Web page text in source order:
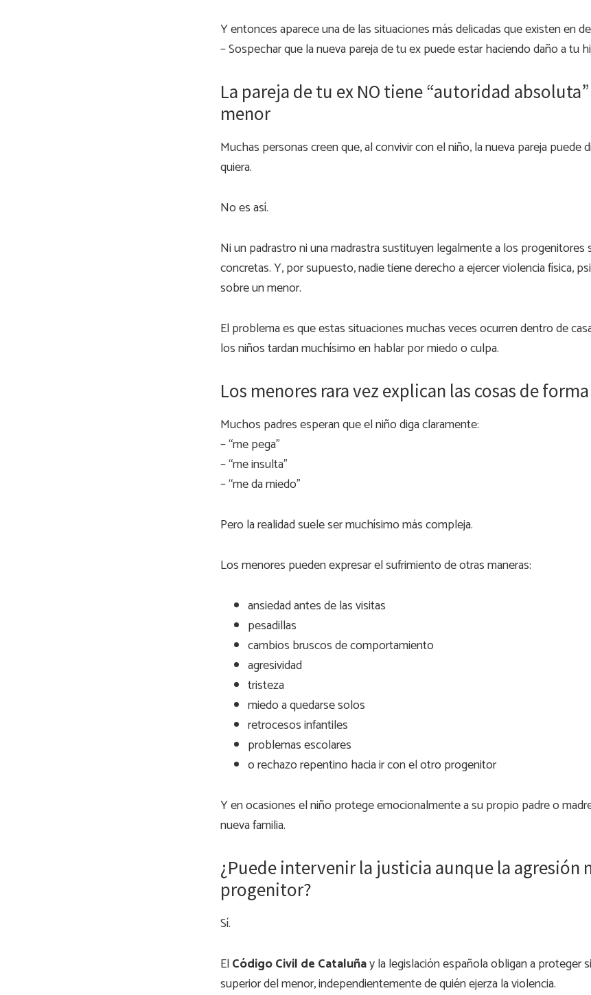
Y entonces aparece una de las situaciones más delicadas que existen en
– Sospechar que la nueva pareja de tu ex puede estar haciendo daño a tu
La pareja de tu ex NO tiene “autoridad
menor
Muchas personas creen que, al convivir con el niño, la nueva pareja puede
quiera.
No es así.
Ni un padrastro ni una madrastra sustituyen legalmente a los progenitores
concretas. Y, por supuesto, nadie tiene derecho a ejercer violencia física,
sobre un menor.
El problema es que estas situaciones muchas veces ocurren dentro de
los niños tardan muchísimo en hablar por miedo o culpa.
Los menores rara vez explican las cosas de
Muchos padres esperan que el niño diga claramente:
– “me pega”
– “me insulta”
– “me da miedo”
Pero la realidad suele ser muchísimo más compleja.
Los menores pueden expresar el sufrimiento de otras maneras:
ansiedad antes de las visitas
pesadillas
cambios bruscos de comportamiento
agresividad
tristeza
miedo a quedarse solos
retrocesos infantiles
problemas escolares
o rechazo repentino hacia ir con el otro progenitor
Y en ocasiones el niño protege emocionalmente a su propio padre o
nueva familia.
¿Puede intervenir la justicia aunque la agresión
progenitor?
Sí.
ElCódigo Civil de Cataluñay la legislación española obligan a proteger
superior del menor, independientemente de quién ejerza la violencia.